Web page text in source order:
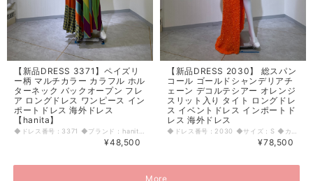
【新品DRESS 3371】ペイズリ
ー柄 マルチカラー カラフル ホル
ターネック バックオープン フレ
ア ロングドレス ワンピース イン
ポートドレス 海外ドレス
【hanita】
¥48,500
【新品DRESS 2030】 総スパン
コール ゴールドシャンデリアチ
ェーン デコルテシアー オレンジ
スリット入り タイト ロングドレ
ス イベントドレス インポートド
レス 海外ドレス
¥78,500
More